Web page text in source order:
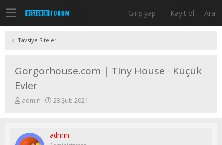
Giriş yap Kayıt ol Ara
Tavsiye Siteler
Gorgorhouse.com | Tiny House - Küçük
Evler
K
y
admin
B
a
28 Şub 2021
admin